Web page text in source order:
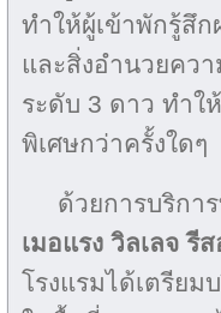
ทำให้ผู้เข้าพักรู้สึ
และสิ่งอำนวยคว
ระดับ 3 ดาว ทำใ
พิเศษกว่าครั้งใดๆ
ด้วยการบริกา
เมอแรง วิลเลจ รี
โรงแรมได้เตรีย